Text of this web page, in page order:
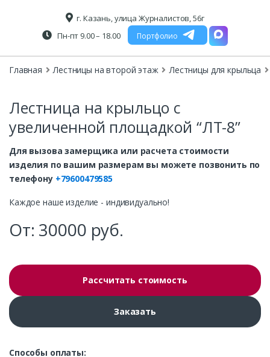
г. Казань, улица Журналистов, 56г
Пн-пт 9.00 – 18.00
Портфолио
Главная Лестницы на второй этаж Лестницы для крыльца
Лестница на крыльцо с
увеличенной площадкой “ЛТ-8”
Для вызова замерщика или расчета стоимости
изделия по вашим размерам вы можете позвонить по
телефону +79600479585
Каждое наше изделие - индивидуально!
От: 30000 руб.
Рассчитать стоимость
Заказать
Способы оплаты: